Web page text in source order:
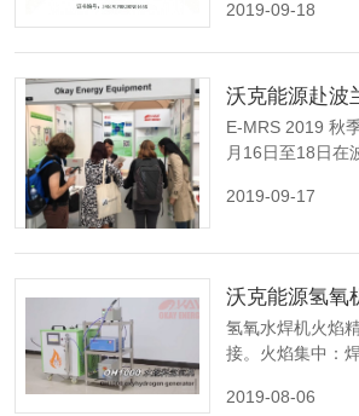
战略，提升公司
准、客户满意、
2019-09-18
E-MRS 2019 秋
月16日至18日在
生器、石英真空
2019-09-17
氢氧水焊机火焰
接。火焰集中：
性。操作方便：
2019-08-06